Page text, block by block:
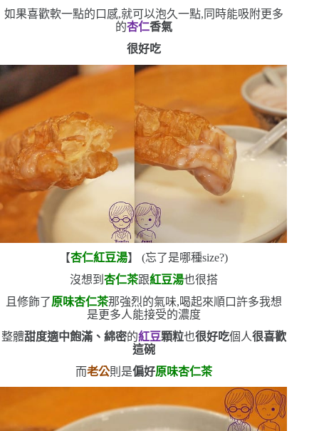
如果喜歡軟一點的口感,就可以泡久一點,同時能吸附更多
的杏仁香氣
很好吃
【杏仁紅豆湯】 (忘了是哪種size?)
沒想到 杏仁茶跟紅豆湯也很搭
且修飾了原味杏仁茶那強烈的氣味,喝起來順口許多我想
是更多人能接受的濃度
整體甜度適中飽滿、綿密的紅豆顆粒也很好吃個人很喜歡
這碗
而老公則是偏好原味杏仁茶